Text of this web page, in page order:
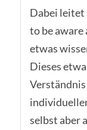
Dabei leitet
to be aware
etwas
Dieses
selbst aber